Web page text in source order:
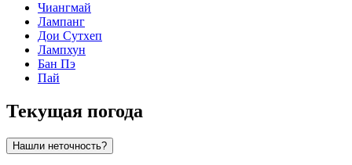
Чиангмай
Лампанг
Дои Сутхеп
Лампхун
Бан Пэ
Пай
Текущая погода
Нашли неточность?